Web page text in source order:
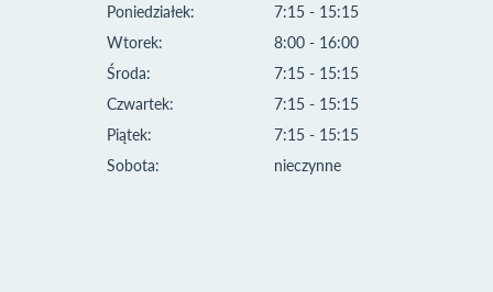
Poniedziałek:
Wtorek:
Środa:
Czwartek:
Piątek:
Sobota:
7:15 - 15:15
8:00 - 16:00
7:15 - 15:15
7:15 - 15:15
7:15 - 15:15
nieczynne